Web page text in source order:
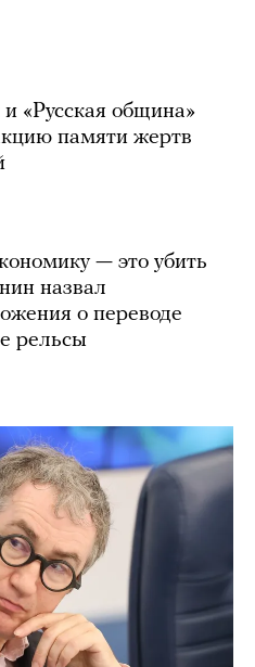
«Русская община»
памяти жертв
— это убить
назвал
о переводе
рельсы